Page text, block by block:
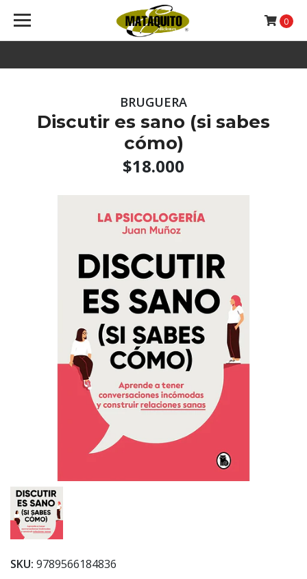
0
BRUGUERA
Discutir es sano (si sabes
cómo)
$18.000
SKU: 9789566184836